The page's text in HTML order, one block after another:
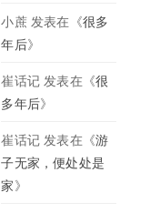
小蔗发表在《很多
年后》
崔话记 发表在《很
多年后》
崔话记 发表在《游
子无家，便处处是
家》